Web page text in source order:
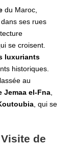
du Maroc,
ses rues
se croisent.
luxuriants
historiques.
au
Jemaa el-Fna
, qui se
de